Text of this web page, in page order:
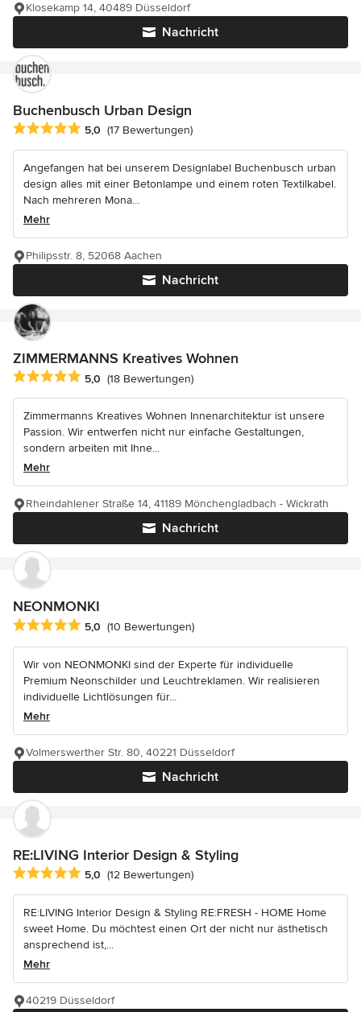
Nachricht
Klosekamp 14, 40489 Düsseldorf
Buchenbusch Urban Design
Durchschnittliche Bewertung: 5 von 5 Sternen
5,0 (17 Bewertungen)
Angefangen hat bei unserem Designlabel Buchenbusch urban
design alles mit einer Betonlampe und einem roten Textilkabel.
Nach mehreren Mona...
Mehr
Nachricht
Philipsstr. 8, 52068 Aachen
ZIMMERMANNS Kreatives Wohnen
Durchschnittliche Bewertung: 5 von 5 Sternen
5,0 (18 Bewertungen)
Zimmermanns Kreatives Wohnen Innenarchitektur ist unsere
Passion. Wir entwerfen nicht nur einfache Gestaltungen,
sondern arbeiten mit Ihne...
Mehr
Nachricht
Rheindahlener Straße 14, 41189 Mönchengladbach - Wickrath
NEONMONKI
Durchschnittliche Bewertung: 5 von 5 Sternen
5,0 (10 Bewertungen)
Wir von NEONMONKI sind der Experte für individuelle
Premium Neonschilder und Leuchtreklamen. Wir realisieren
individuelle Lichtlösungen für...
Mehr
Nachricht
Volmerswerther Str. 80, 40221 Düsseldorf
RE:LIVING Interior Design & Styling
Durchschnittliche Bewertung: 5 von 5 Sternen
5,0 (12 Bewertungen)
RE:LIVING Interior Design & Styling RE:FRESH - HOME Home
sweet Home. Du möchtest einen Ort der nicht nur ästhetisch
ansprechend ist,...
Mehr
40219 Düsseldorf